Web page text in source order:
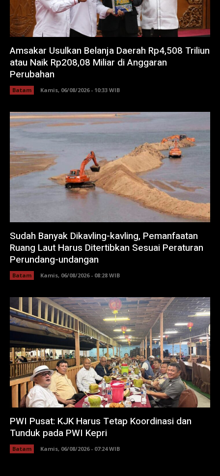
Amsakar Usulkan Belanja Daerah Rp4,508 Triliun
atau Naik Rp208,08 Miliar di Anggaran
Perubahan
Batam Kamis, 06/08/2026 - 10:33 WIB
Sudah Banyak Dikavling-kavling, Pemanfaatan
Ruang Laut Harus Ditertibkan Sesuai Peraturan
Perundang-undangan
Batam Kamis, 06/08/2026 - 08:28 WIB
PWI Pusat: KJK Harus Tetap Koordinasi dan
Tunduk pada PWI Kepri
Batam Kamis, 06/08/2026 - 07:24 WIB